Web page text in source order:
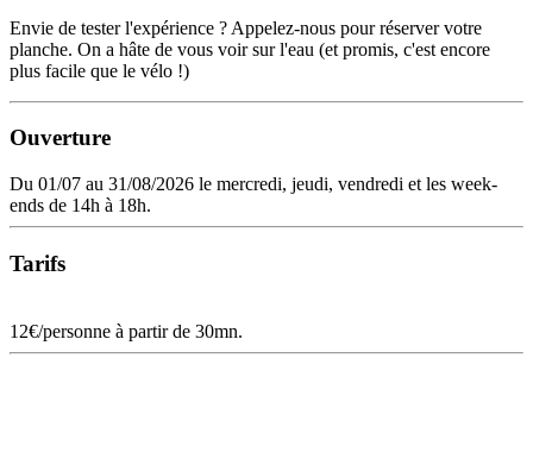
Envie de tester l'expérience ? Appelez-nous pour réserver votre
planche. On a hâte de vous voir sur l'eau (et promis, c'est encore
plus facile que le vélo !)
Ouverture
Du 01/07 au 31/08/2026 le mercredi, jeudi, vendredi et les week-
ends de 14h à 18h.
Tarifs
12€/personne à partir de 30mn.